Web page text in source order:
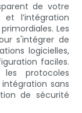
de votre
l’intégration
Les
s'intégrer de
logicielles,
faciles.
protocoles
sans
de sécurité